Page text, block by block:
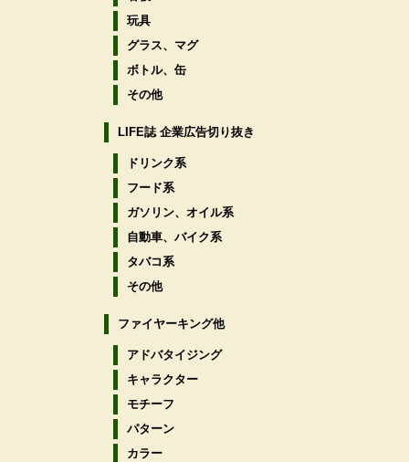
玩具
グラス、マグ
ボトル、缶
その他
LIFE誌 企業広告切り抜き
ドリンク系
フード系
ガソリン、オイル系
自動車、バイク系
タバコ系
その他
ファイヤーキング他
アドバタイジング
キャラクター
モチーフ
パターン
カラー